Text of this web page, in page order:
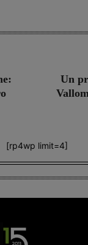
Un
[rp4wp limit=4]